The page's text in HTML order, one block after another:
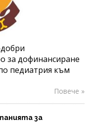
за дофинансиране
педиатрия към
Повече »
за